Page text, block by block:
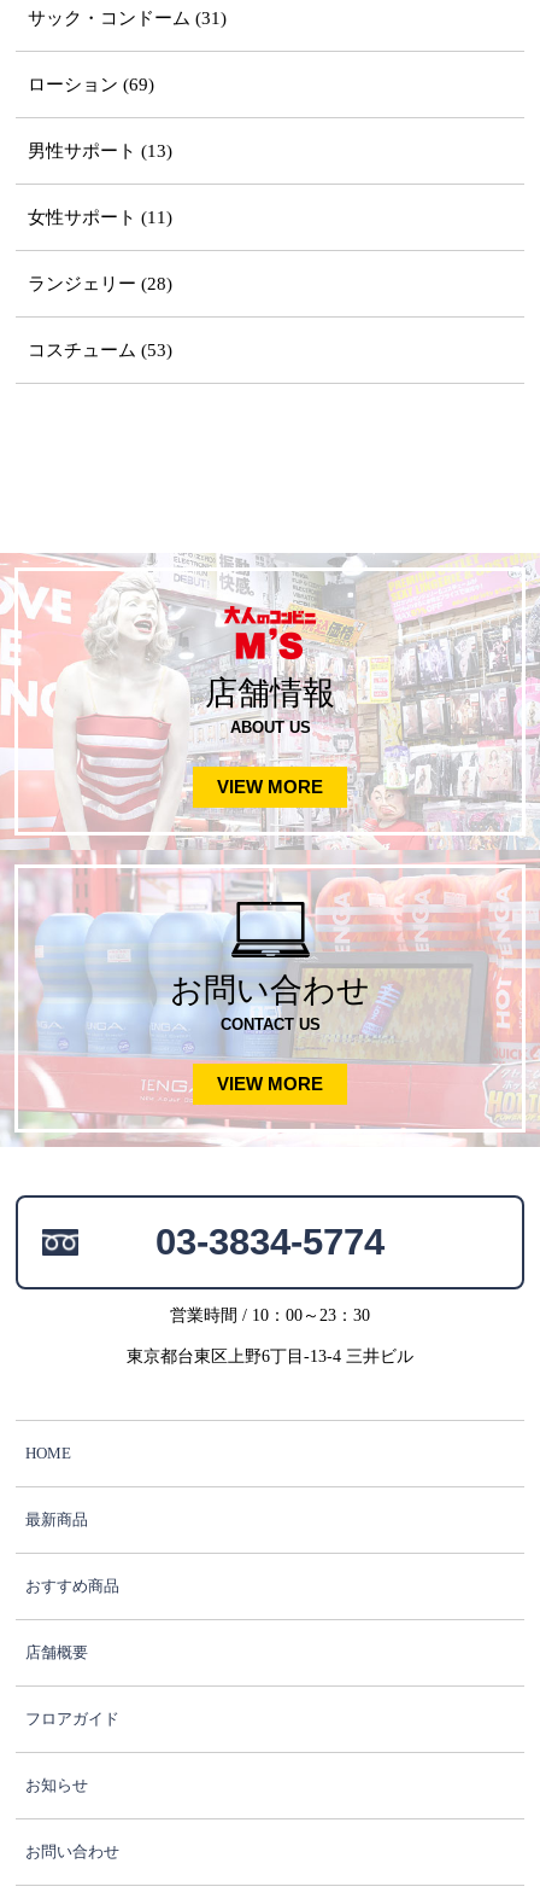
サック・コンドーム (31)
ローション (69)
男性サポート (13)
女性サポート (11)
ランジェリー (28)
コスチューム (53)
店舗情報
ABOUT US
VIEW MORE
お問い合わせ
CONTACT US
VIEW MORE
03-3834-5774
営業時間 / 10：00～23：30
東京都台東区上野6丁目-13-4 三井ビル
HOME
最新商品
おすすめ商品
店舗概要
フロアガイド
お知らせ
お問い合わせ